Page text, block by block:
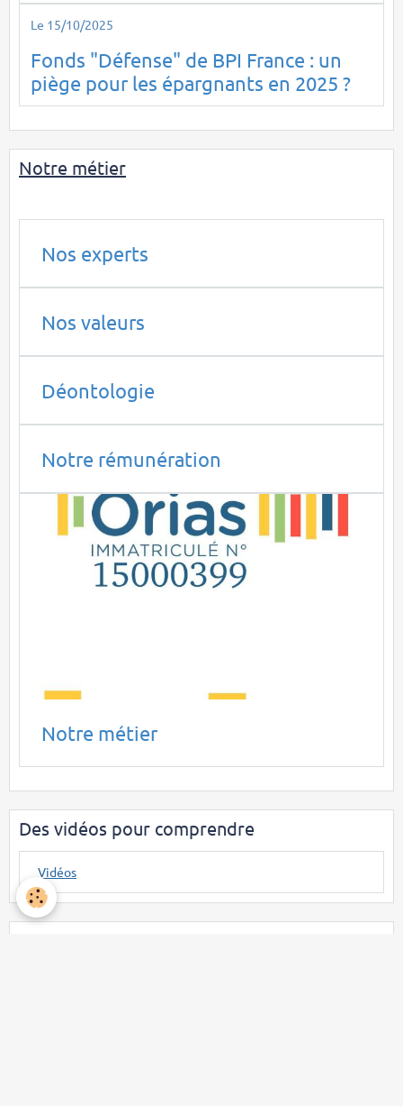
Le 15/10/2025
Fonds "Défense" de BPI France : un
piège pour les épargnants en 2025 ?
Notre métier
Nos experts
Nos valeurs
Déontologie
Notre rémunération
Notre métier
Des vidéos pour comprendre
Vidéos